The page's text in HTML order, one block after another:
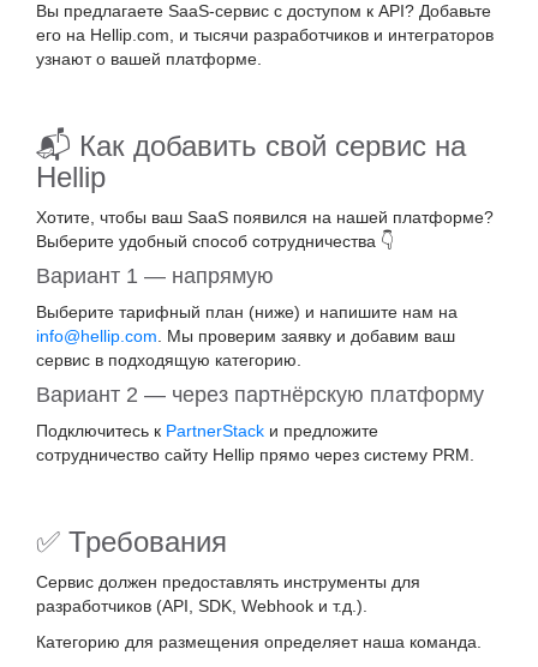
Вы предлагаете SaaS-сервис с доступом к API? Добавьте
его на Hellip.com, и тысячи разработчиков и интеграторов
узнают о вашей платформе.
📬 Как добавить свой сервис на
Hellip
Хотите, чтобы ваш SaaS появился на нашей платформе?
Выберите удобный способ сотрудничества 👇
Вариант 1 — напрямую
Выберите тарифный план (ниже) и напишите нам на
info@hellip.com . Мы проверим заявку и добавим ваш
сервис в подходящую категорию.
Вариант 2 — через партнёрскую платформу
Подключитесь к PartnerStack и предложите
сотрудничество сайту Hellip прямо через систему PRM.
✅ Требования
Сервис должен предоставлять инструменты для
разработчиков (API, SDK, Webhook и т.д.).
Категорию для размещения определяет наша команда.